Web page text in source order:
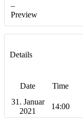
–
Preview
Details
Date Time
31. Januar
2021
14:00